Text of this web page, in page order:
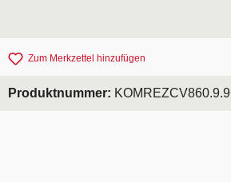
Zum Merkzettel hinzufügen
Produktnummer: KOMREZCV860.9.9